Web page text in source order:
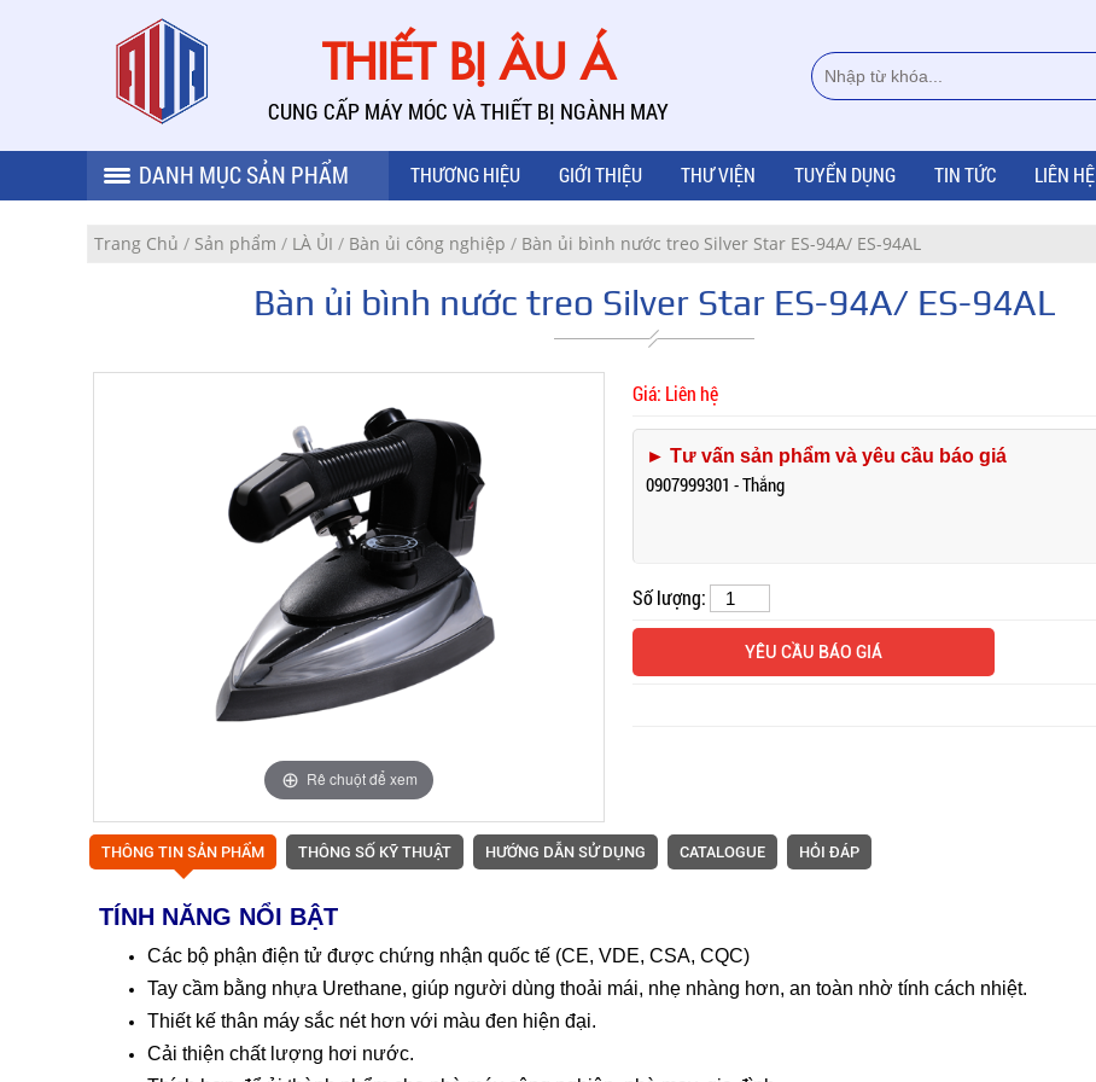
THIẾT BỊ ÂU Á
CUNG CẤP MÁY MÓC VÀ THIẾT BỊ NGÀNH MAY
DANH MỤC SẢN PHẨM THƯƠNG HIỆU GIỚI THIỆU THƯ VIỆN TUYỂN DỤNG TIN TỨC LIÊN HỆ
Trang Chủ / Sản phẩm / LÀ ỦI / Bàn ủi công nghiệp / Bàn ủi bình nước treo Silver Star ES-94A/ ES-94AL
Bàn ủi bình nước treo Silver Star ES-94A/ ES-94AL
Rê chuột để xem
Giá: Liên hệ
► Tư vấn sản phẩm và yêu cầu báo giá
0907999301 - Thắng
Số lượng:
YÊU CẦU BÁO GIÁ
THÔNG TIN SẢN PHẨM THÔNG SỐ KỸ THUẬT HƯỚNG DẪN SỬ DỤNG CATALOGUE HỎI ĐÁP
TÍNH NĂNG NỔI BẬT
Các bộ phận điện tử được chứng nhận quốc tế (CE, VDE, CSA, CQC)
Tay cầm bằng nhựa Urethane, giúp người dùng thoải mái, nhẹ nhàng hơn, an toàn nhờ tính cách nhiệt.
Thiết kế thân máy sắc nét hơn với màu đen hiện đại.
Cải thiện chất lượng hơi nước.